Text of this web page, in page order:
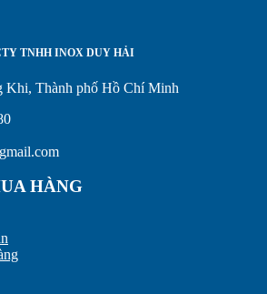
TNHH INOX DUY HẢI
Khi, Thành phố Hồ Chí Minh
HÀNG